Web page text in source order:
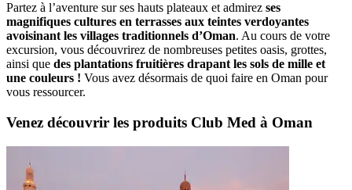
Partez à l’aventure sur ses hauts plateaux et admirez ses
magnifiques cultures en terrasses aux teintes verdoyantes
avoisinant les villages traditionnels d’Oman. Au cours de votre
excursion, vous découvrirez de nombreuses petites oasis, grottes,
ainsi que des plantations fruitières drapant les sols de mille et
une couleurs ! Vous avez désormais de quoi faire en Oman pour
vous ressourcer.
Venez découvrir les produits Club Med à Oman